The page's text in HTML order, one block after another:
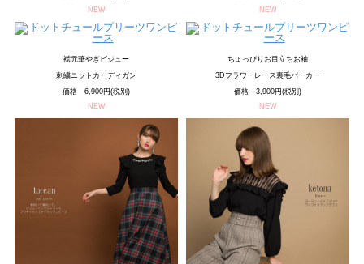
NEW
NEW
襟元華やぎビジュー
刺繍ニットカーディガン
価格 6,900円(税別)
NEW
ちょっぴりお目立ちお袖
3Dフラワーレース裏毛パーカー
価格 3,900円(税別)
NEW